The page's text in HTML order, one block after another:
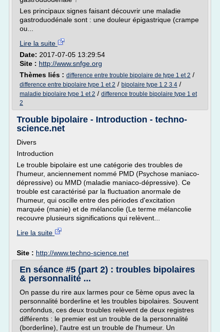
Les principaux signes faisant découvrir une maladie
gastroduodénale sont : une douleur épigastrique (crampe
ou...
Lire la suite
Date: 2017-07-05 13:29:54
Site : http://www.snfge.org
Thèmes liés : difference entre trouble bipolaire de type 1 et 2 /
difference entre bipolaire type 1 et 2 / bipolaire type 1 2 3 4 /
maladie bipolaire type 1 et 2 / difference trouble bipolaire type 1 et
2
Trouble bipolaire - Introduction - techno-
science.net
Divers
Introduction
Le trouble bipolaire est une catégorie des troubles de
l'humeur, anciennement nommé PMD (Psychose maniaco-
dépressive) ou MMD (maladie maniaco-dépressive). Ce
trouble est caractérisé par la fluctuation anormale de
l'humeur, qui oscille entre des périodes d'excitation
marquée (manie) et de mélancolie (Le terme mélancolie
recouvre plusieurs significations qui relèvent...
Lire la suite
Site : http://www.techno-science.net
En séance #5 (part 2) : troubles bipolaires
& personnalité ...
On passe du rire aux larmes pour ce 5ème opus avec la
personnalité borderline et les troubles bipolaires. Souvent
confondus, ces deux troubles relèvent de deux registres
différents : le premier est un trouble de la personnalité
(borderline), l'autre est un trouble de l'humeur. Un